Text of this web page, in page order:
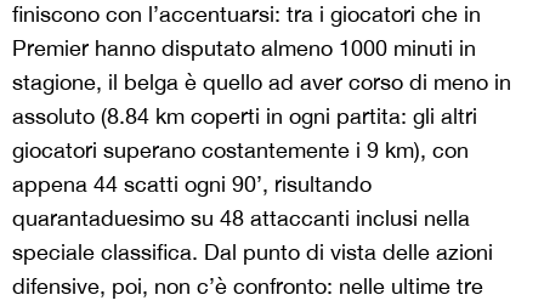
finiscono con l’accentuarsi: tra i giocatori che in
Premier hanno disputato almeno 1000 minuti in
stagione, il belga è quello ad aver corso di meno in
assoluto (8.84 km coperti in ogni partita: gli altri
giocatori superano costantemente i 9 km), con
appena 44 scatti ogni 90’, risultando
quarantaduesimo su 48 attaccanti inclusi nella
speciale classifica. Dal punto di vista delle azioni
difensive, poi, non c’è confronto: nelle ultime tre